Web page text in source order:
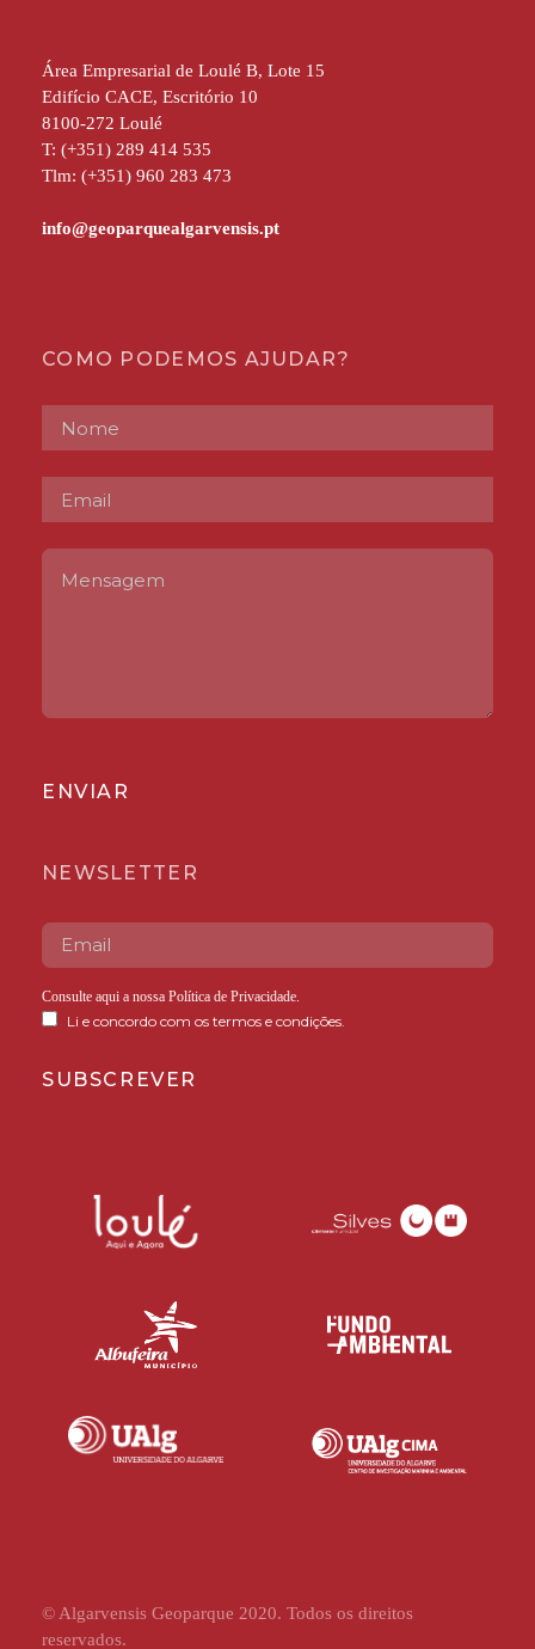
Área Empresarial de Loulé B, Lote 15
Edifício CACE, Escritório 10
8100-272 Loulé
T: (+351) 289 414 535
Tlm: (+351) 960 283 473
COMO PODEMOS AJUDAR?
ENVIAR
NEWSLETTER
Consulte aqui a nossa Política de Privacidade.
Li e concordo com os termos e condições.
© Algarvensis Geoparque 2020. Todos os direitos
reservados.